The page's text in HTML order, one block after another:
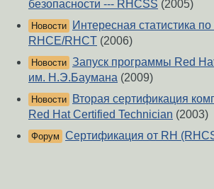
безопасности --- RHCSS (2005)
Новости
Интересная статистика
RHCE/RHCT (2006)
Новости Запуск программы Red
им. Н.Э.Баумана (2009)
Новости
Вторая сертификация
Red Hat Certified Technician (2003)
Форум Сертификация от RH